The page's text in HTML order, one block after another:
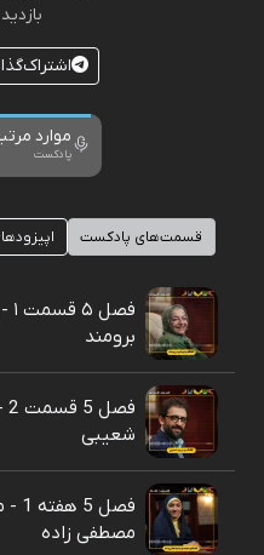
موارد
پادکست
قسمت‌های پادکست
برومند
شعیبی
فصل
مصطفی زاده